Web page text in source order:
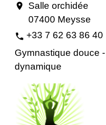
location_on
Salle orchidée
07400 Meysse
phone +33 7 62 63 86 40
Gymnastique douce
dynamique